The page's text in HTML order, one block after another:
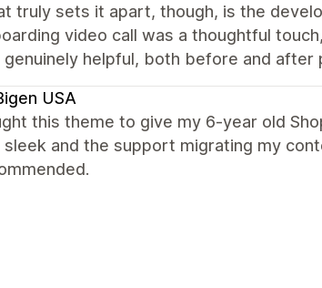
truly sets it apart, though, is the
video call was a thoughtful
genuinely helpful, both before and after
USA
this theme to give my 6-year old
sleek and the support migrating my